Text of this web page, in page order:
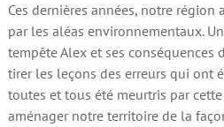
Ces dernières années, notre région
par les aléas environnementaux.
tempête Alex et ses conséquences
tirer les leçons des erreurs qui ont
toutes et tous été meurtris par
aménager notre territoire de la